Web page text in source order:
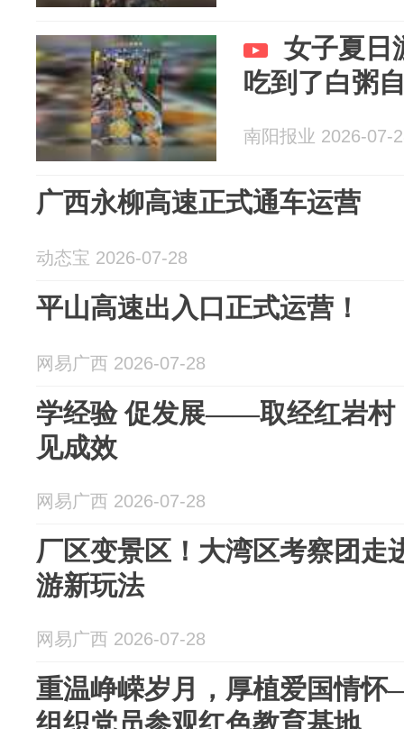
女子夏日
吃到了白粥
南阳报业 2026-07-
广西永柳高速正式通车运营
动态宝 2026-07-28
平山高速出入口正式运营！
网易广西 2026-07-28
学经验 促发展——取经红岩村
见成效
网易广西 2026-07-28
厂区变景区！大湾区考察团走
游新玩法
网易广西 2026-07-28
重温峥嵘岁月，厚植爱国情